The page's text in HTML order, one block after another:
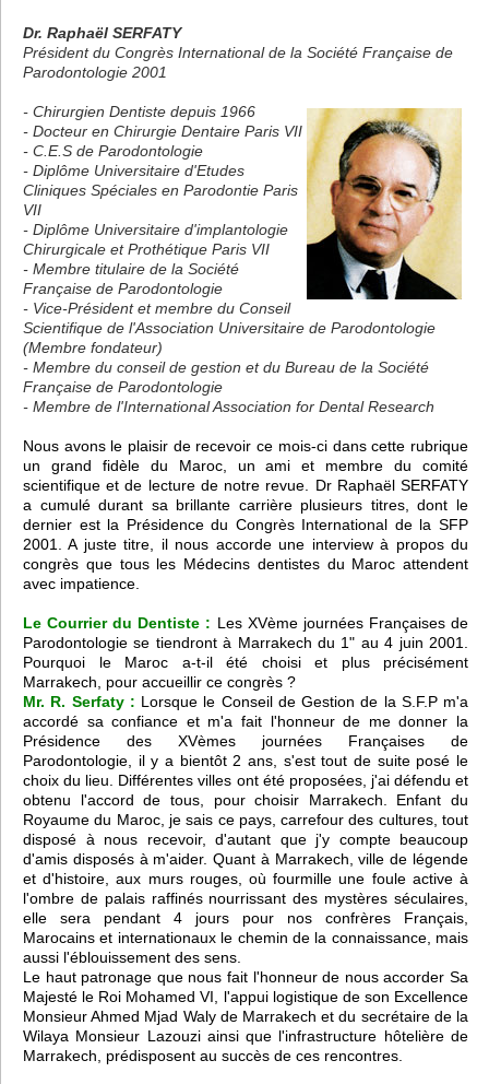
Dr. Raphaël SERFATY
Président du Congrès International de la Société Française de
Parodontologie 2001
- Chirurgien Dentiste depuis 1966
- Docteur en Chirurgie Dentaire Paris VII
- C.E.S de Parodontologie
- Diplôme Universitaire d'Etudes
Cliniques Spéciales en Parodontie Paris
VII
- Diplôme Universitaire d'implantologie
Chirurgicale et Prothétique Paris VII
- Membre titulaire de la Société
Française de Parodontologie
- Vice-Président et membre du Conseil
Scientifique de l'Association Universitaire de Parodontologie
(Membre fondateur)
- Membre du conseil de gestion et du Bureau de la Société
Française de Parodontologie
- Membre de l'International Association for Dental Research
Nous avons le plaisir de recevoir ce mois-ci dans cette rubrique
un grand fidèle du Maroc, un ami et membre du comité
scientifique et de lecture de notre revue. Dr Raphaël SERFATY
a cumulé durant sa brillante carrière plusieurs titres, dont le
dernier est la Présidence du Congrès International de la SFP
2001. A juste titre, il nous accorde une interview à propos du
congrès que tous les Médecins dentistes du Maroc attendent
avec impatience.
Le Courrier du Dentiste : Les XVème journées Françaises de
Parodontologie se tiendront à Marrakech du 1" au 4 juin 2001.
Pourquoi le Maroc a-t-il été choisi et plus précisément
Marrakech, pour accueillir ce congrès ?
Mr. R. Serfaty : Lorsque le Conseil de Gestion de la S.F.P m'a
accordé sa confiance et m'a fait l'honneur de me donner la
Présidence des XVèmes journées Françaises de
Parodontologie, il y a bientôt 2 ans, s'est tout de suite posé le
choix du lieu. Différentes villes ont été proposées, j'ai défendu et
obtenu l'accord de tous, pour choisir Marrakech. Enfant du
Royaume du Maroc, je sais ce pays, carrefour des cultures, tout
disposé à nous recevoir, d'autant que j'y compte beaucoup
d'amis disposés à m'aider. Quant à Marrakech, ville de légende
et d'histoire, aux murs rouges, où fourmille une foule active à
l'ombre de palais raffinés nourrissant des mystères séculaires,
elle sera pendant 4 jours pour nos confrères Français,
Marocains et internationaux le chemin de la connaissance, mais
aussi l'éblouissement des sens.
Le haut patronage que nous fait l'honneur de nous accorder Sa
Majesté le Roi Mohamed VI, l'appui logistique de son Excellence
Monsieur Ahmed Mjad Waly de Marrakech et du secrétaire de la
Wilaya Monsieur Lazouzi ainsi que l'infrastructure hôtelière de
Marrakech, prédisposent au succès de ces rencontres.